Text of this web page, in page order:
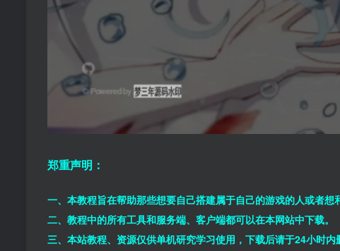
郑重声明：
一、本教程旨在帮助那些想要自己搭建属于自己的游戏的人或者想
二、教程中的所有工具和服务端、客户端都可以在本网站中下载。
三、本站教程、资源仅供单机研究学习使用，下载后请于24小时内